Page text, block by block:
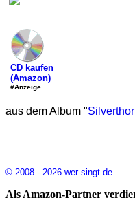
CD kaufen
(Amazon)
#Anzeige
aus dem Album "
© 2008 - 2026 wer-singt.de
Als Amazon-Partner